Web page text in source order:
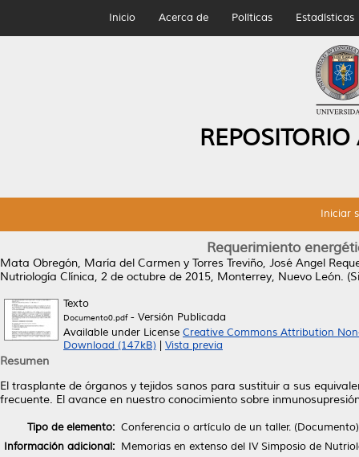
Inicio Acerca de Políticas Estadísticas
Iniciar
Requerimiento
Mata Obregón, María del Carmen y Torres Treviño, José Angel
Nutriología Clínica, 2 de octubre de 2015, Monterrey, Nuevo León.
Texto
Documento0.pdf- Versión Publicada
Available under License Creative Commons Attribution
Download (147kB)
Vista previa
Resumen
El trasplante de órganos y tejidos sanos para sustituir a sus
frecuente. El avance en nuestro conocimiento sobre
Tipo de elemento: Conferencia o artículo de un taller. (Documento)
Información adicional: Memorias en extenso del IV Simposio de